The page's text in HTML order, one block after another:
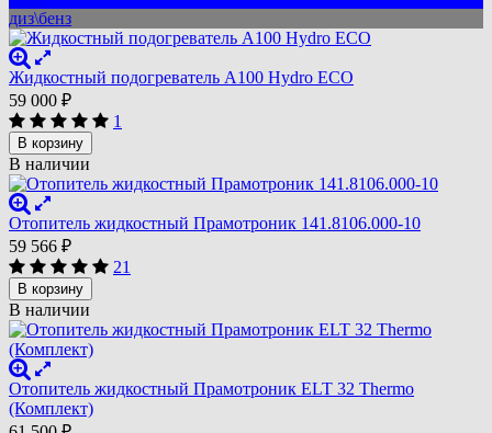
диз\бенз
Жидкостный подогреватель A100 Hydro ECO
59 000 ₽
1
В корзину
В наличии
Отопитель жидкостный Прамотроник 141.8106.000-10
59 566 ₽
21
В корзину
В наличии
Отопитель жидкостный Прамотроник ELT 32 Thermo
(Комплект)